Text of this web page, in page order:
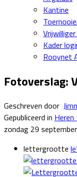
Kantine
Kader
Rooynet
Fotoverslag:
Geschreven door
Gepubliceerd in Heren
zondag 29
lettergrootte